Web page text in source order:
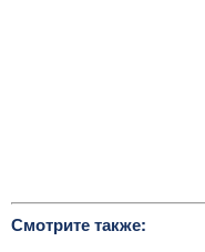
Смотрите также: